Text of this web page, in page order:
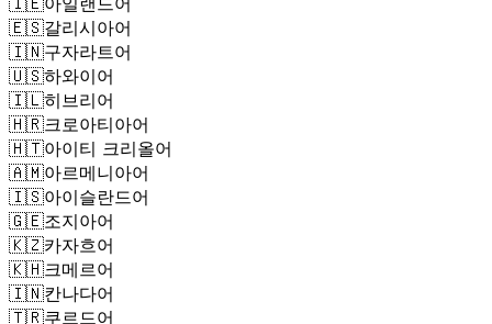
🇪🇸갈리시아어
🇮🇳구자라트어
🇺🇸하와이어
🇮🇱히브리어
🇭🇷크로아티아어
🇭🇹아이티 크리올어
🇦🇲아르메니아어
🇮🇸아이슬란드어
🇬🇪조지아어
🇰🇿카자흐어
🇰🇭크메르어
🇮🇳칸나다어
🇹🇷쿠르드어